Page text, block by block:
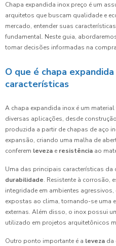
Chapa expandida inox preço é um
arquitetos que buscam qualidade e
mercado, entender suas
fundamental. Neste guia,
tomar decisões informadas na
O que é chapa
características
A chapa expandida inox é um material
diversas aplicações, desde
produzida a partir de chapas de aço
expansão, criando uma malha de
conferem leveza e resistência ao
Uma das principais características da
durabilidade. Resistente à corrosão,
integridade em ambientes
expostas ao clima, tornando-se uma
externas. Além disso, o inox possui
utilizado em projetos arquitetônicos
Outro ponto importante é a leveza da